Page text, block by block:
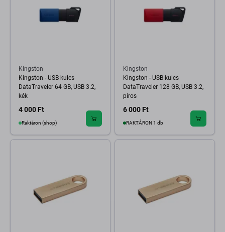
Kingston
Kingston - USB kulcs
DataTraveler 64 GB, USB 3.2,
kék
4 000 Ft
Raktáron (shop)
Kingston
Kingston - USB kulcs
DataTraveler 128 GB, USB 3.2,
piros
6 000 Ft
RAKTÁRON 1 db